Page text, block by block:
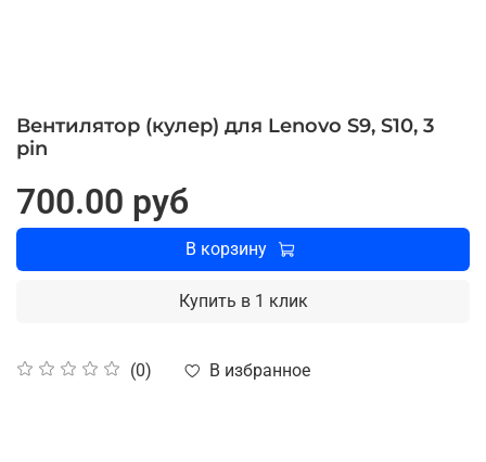
Вентилятор (кулер) для Lenovo S9, S10, 3
pin
(0) В избранное
700.00 руб
В корзину
Купить в 1 клик